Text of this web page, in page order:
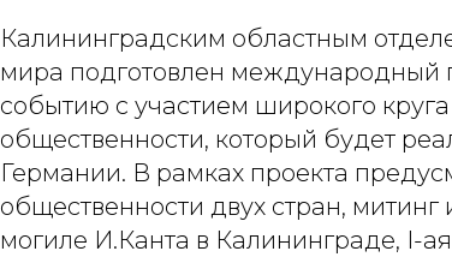
Калининградским областным
мира подготовлен международный
событию с участием широкого
общественности, который будет
Германии. В рамках проекта
общественности двух стран,
могиле И.Канта в Калининграде, I-